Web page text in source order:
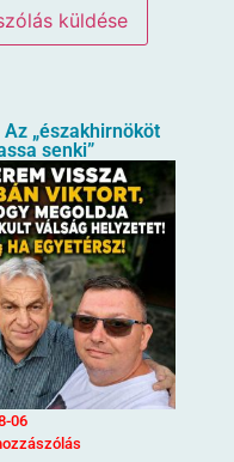
Az „északhirnököt
senki”
06